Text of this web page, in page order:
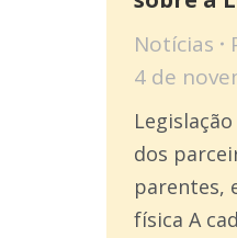
Notícias
4 de
dos
parentes,
física A